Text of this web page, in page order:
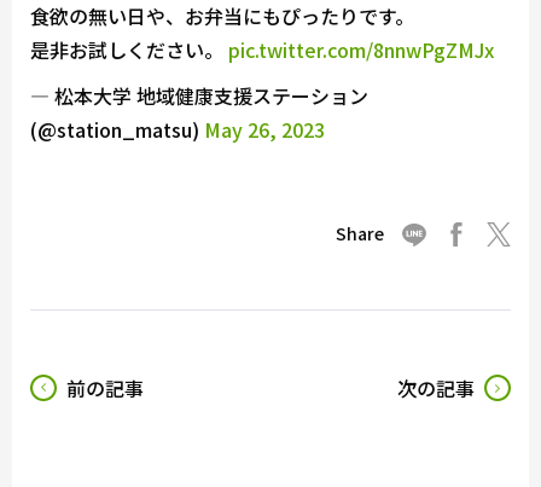
食欲の無い日や、お弁当にもぴったりです。
是非お試しください。 pic.twitter.com/8nnwPgZMJx
— 松本大学 地域健康支援ステーション
(@station_matsu) May 26, 2023
Share
前の記事 次の記事